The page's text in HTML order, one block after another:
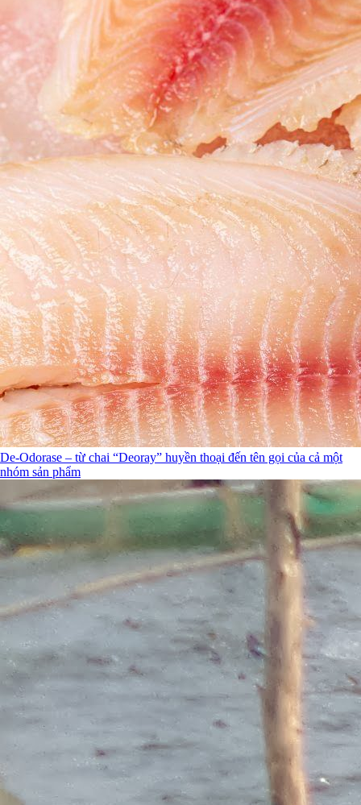
De-Odorase – từ chai “Deoray” huyền thoại đến tên gọi của cả một
nhóm sản phẩm